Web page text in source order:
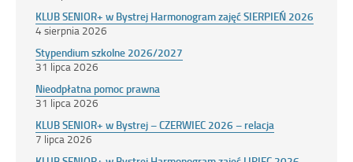
KLUB SENIOR+ w Bystrej Harmonogram zajęć SIERPIEŃ 2026
4 sierpnia 2026
Stypendium szkolne 2026/2027
31 lipca 2026
Nieodpłatna pomoc prawna
31 lipca 2026
KLUB SENIOR+ w Bystrej – CZERWIEC 2026 – relacja
7 lipca 2026